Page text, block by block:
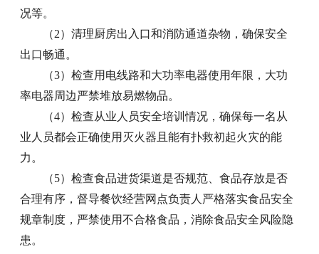
况等。
（2）清理厨房出入口和消防通道杂物，确保安全
出口畅通。
（3）检查用电线路和大功率电器使用年限，大功
率电器周边严禁堆放易燃物品。
（4）检查从业人员安全培训情况，确保每一名从
业人员都会正确使用灭火器且能有扑救初起火灾的能
力。
（5）检查食品进货渠道是否规范、食品存放是否
合理有序，督导餐饮经营网点负责人严格落实食品安全
规章制度，严禁使用不合格食品，消除食品安全风险隐
患。